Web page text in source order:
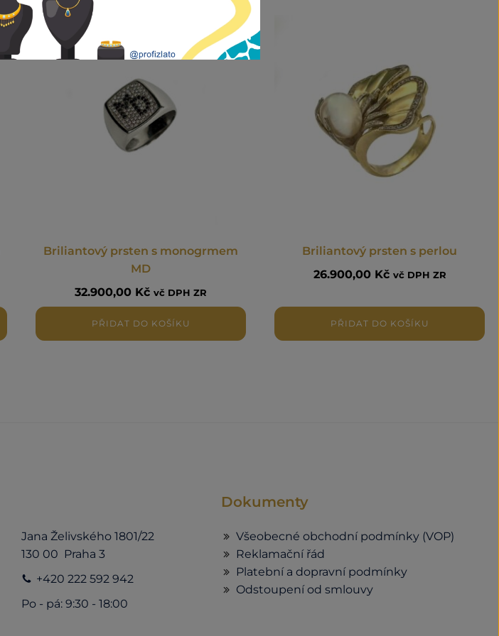
Briliantový prsten s monogrmem
MD
32.900,00 Kč vč DPH ZR
PŘIDAT DO KOŠÍKU
Briliantový prsten s perlou
26.900,00 Kč vč DPH ZR
PŘIDAT DO KOŠÍKU
Jana Želivského 1801/22
130 00 Praha 3
+420 222 592 942
Po - pá: 9:30 - 18:00
Dokumenty
Všeobecné obchodní podmínky (VOP)
Reklamační řád
Platební a dopravní podmínky
Odstoupení od smlouvy